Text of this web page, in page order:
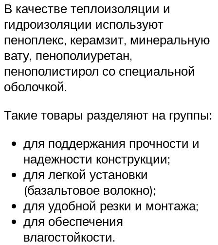
В качестве теплоизоляции и
гидроизоляции используют
пеноплекс, керамзит, минеральную
вату, пенополиуретан,
пенополистирол со специальной
оболочкой.
Такие товары разделяют на группы:
для поддержания прочности и
надежности конструкции;
для легкой установки
(базальтовое волокно);
для удобной резки и монтажа;
для обеспечения
влагостойкости.